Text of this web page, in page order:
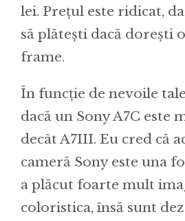
lei. Prețul este ridicat,
să plătești dacă dorești
frame.
În funcție de nevoile
dacă un Sony A7C este
decât A7III. Eu cred că
cameră Sony este una
a plăcut foarte mult
coloristica, însă sunt